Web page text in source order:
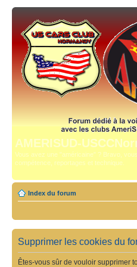
AMERISUD-
Vous avez une "américaine" ? Bravo,
compétence, reportages et technique.
Index du forum
Supprimer les cookies du
Êtes-vous sûr de vouloir supprimer